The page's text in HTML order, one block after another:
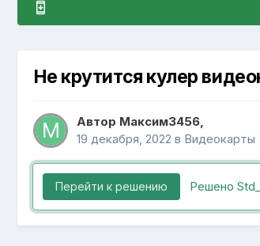
Не крутится кулер
Автор Максим3456,
19 декабря, 2022 в Видеокарты
Перейти к решению Решено